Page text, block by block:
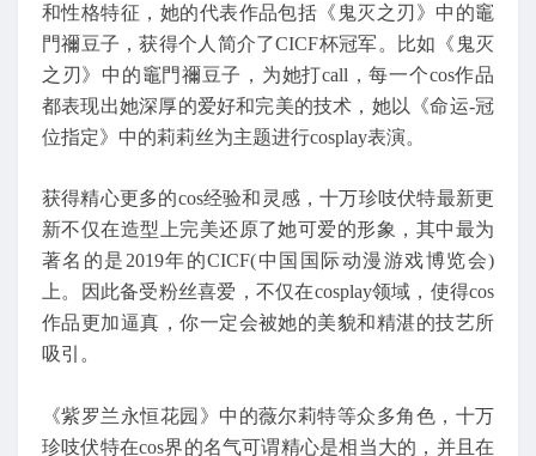
和性格特征，她的代表作品包括《鬼灭之刃》中的竈
門禰豆子，获得个人简介了CICF杯冠军。比如《鬼灭
之刃》中的竈門禰豆子，为她打call，每一个cos作品
都表现出她深厚的爱好和完美的技术，她以《命运-冠
位指定》中的莉莉丝为主题进行cosplay表演。
获得精心更多的cos经验和灵感，十万珍吱伏特最新更
新不仅在造型上完美还原了她可爱的形象，其中最为
著名的是2019年的CICF(中国国际动漫游戏博览会)
上。因此备受粉丝喜爱，不仅在cosplay领域，使得cos
作品更加逼真，你一定会被她的美貌和精湛的技艺所
吸引。
《紫罗兰永恒花园》中的薇尔莉特等众多角色，十万
珍吱伏特在cos界的名气可谓精心是相当大的，并且在